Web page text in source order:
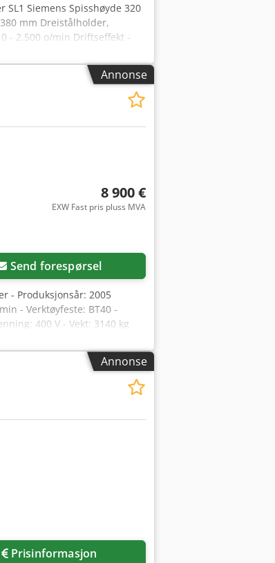
Siemens Spisshøyde 320
mm Dreistålholder,
- 2.500 o/min Driftseffekt -
mm Spindelboring 83 mm
mm/min Credpozhcfvjfx
mm Pinolslag 200 mm
WEILER - E 60 / 2000
Annonse
8 900 €
EXW Fast pris pluss MVA
Send forespørsel
- Produksjonsår: 2005
- Verktøyfeste: BT40 -
400 V - Vekt: 3140 kg
Annonse
Prisinformasjon